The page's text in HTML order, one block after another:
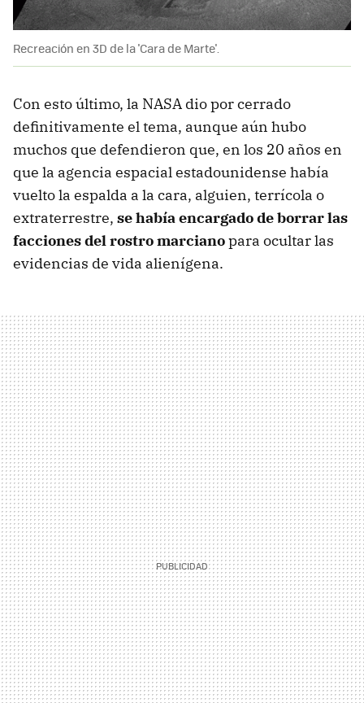
Recreación en 3D de la 'Cara de Marte'.
Con esto último, la NASA dio por cerrado
definitivamente el tema, aunque aún hubo
muchos que defendieron que, en los 20 años en
que la agencia espacial estadounidense había
vuelto la espalda a la cara, alguien, terrícola o
extraterrestre, se había encargado de borrar las
facciones del rostro marcianopara ocultar las
evidencias de vida alienígena.